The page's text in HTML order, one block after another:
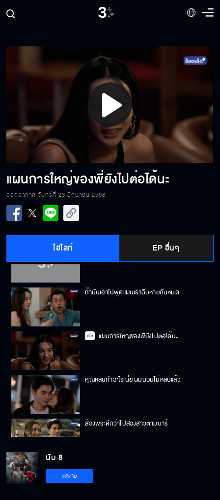
Play
Video
แผนการใหญ่ของพี่ยังไปต่อได้นะ
ออกอากาศ จันทร์ที่ 23 มิถุนายน 2568
ไฮไลท์ EP อื่นๆ
พวกมันทำเป็นขบวนการมีคนรู้เห็นด้วยแน่
ชกแบบนี้ รับจ้างล้มมวยเหรอวะ
ถ้าผมชกแพ้ คุณหลินจะทำยังไง
เพื่อนแกมันก็แค่แพ้ครั้งหนึ่ง เดี๋ยวก็ชนะใหม่ได้
ถ้ามันเอาไปพูดแผนเราฉิบหายกันหมด
แผนการใหญ่ของพี่ยังไปต่อได้นะ
คุณหลินทำอะไรเนี่ย ผมนอนไม่หลับแล้ว
ส่องพระดีกว่าไปส่องสาวตามบาร์
เตรียมซื้อตู้ใหญ่ๆ ไว้เก็บถ้วยรางวัลได้เลย
นับ 8
ติดตาม